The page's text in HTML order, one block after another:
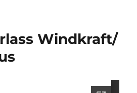
Windkraft/